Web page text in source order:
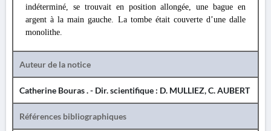
indéterminé, se trouvait en position allongée, une bague en
argent à la main gauche. La tombe était couverte d’une dalle
monolithe.
Auteur de la notice
Catherine Bouras . - Dir. scientifique : D. MULLIEZ, C. AUBERT
Références bibliographiques